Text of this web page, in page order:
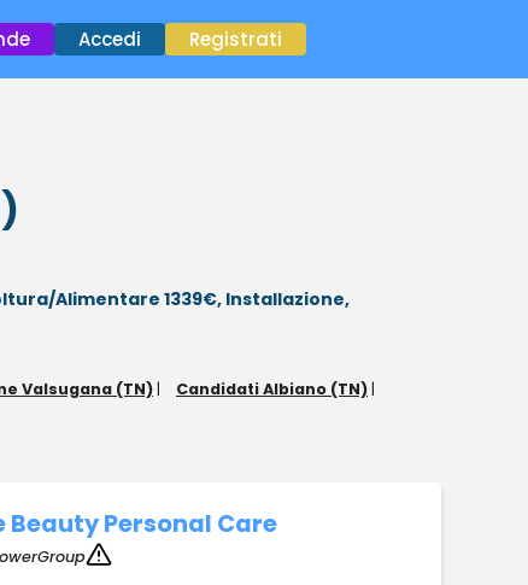
Accedi Registrati
Alimentare 1339€, Installazione,
Valsugana (TN) | Candidati Albiano (TN) |
Personal Care